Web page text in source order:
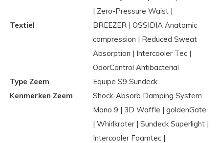
| Zero-Pressure Waist |
Textiel
BREEZER | OSSIDIA Anatomic
compression | Reduced Sweat
Absorption | Intercooler Tec |
OdorControl Antibacterial
Type Zeem
Equipe S9 Sundeck
Kenmerken Zeem
Shock-Absorb Damping System
Mono 9 | 3D Waffle | goldenGate
| Whirlkrater | Sundeck Superlight |
Intercooler Foamtec |